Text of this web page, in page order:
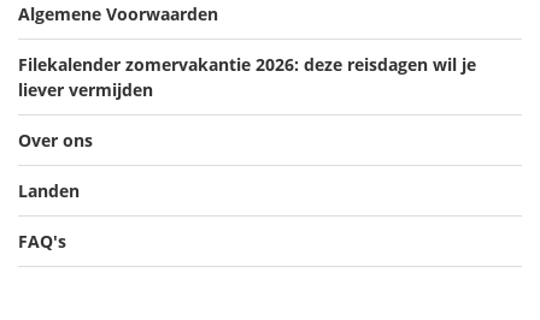
Algemene Voorwaarden
Filekalender zomervakantie 2026: deze reisdagen wil je
liever vermijden
Over ons
Landen
FAQ's